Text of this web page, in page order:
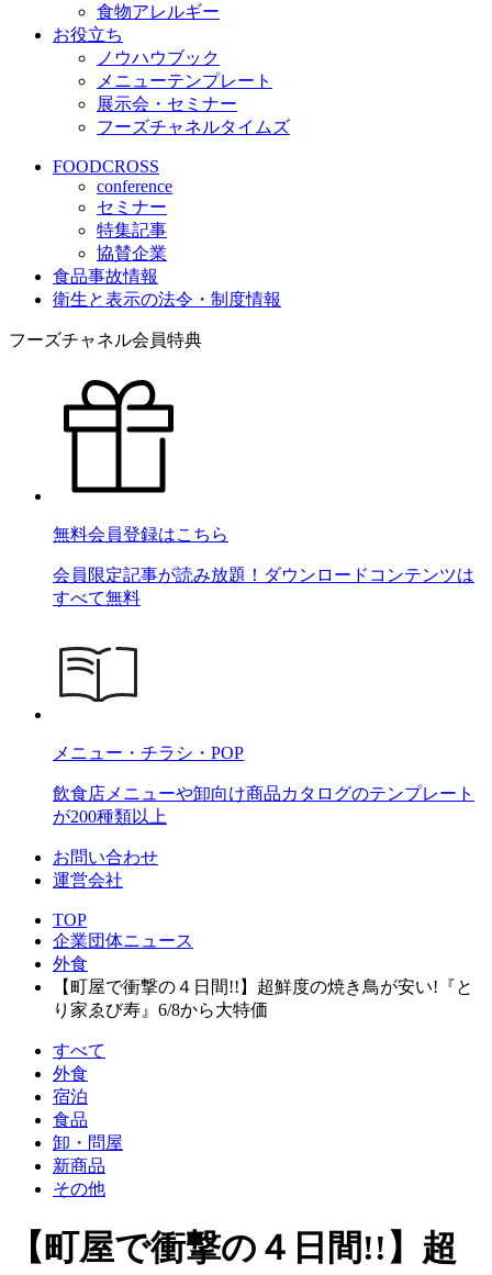
食物アレルギー
お役立ち
ノウハウブック
メニューテンプレート
展示会・セミナー
フーズチャネルタイムズ
FOODCROSS
conference
セミナー
特集記事
協賛企業
食品事故情報
衛生と表示の法令・制度情報
フーズチャネル会員特典
無料会員登録はこちら
会員限定記事が読み放題！ダウンロードコンテンツは
すべて無料
メニュー・チラシ・POP
飲食店メニューや卸向け商品カタログのテンプレート
が200種類以上
お問い合わせ
運営会社
TOP
企業団体ニュース
外食
【町屋で衝撃の４日間!!】超鮮度の焼き鳥が安い!『と
り家ゑび寿』6/8から大特価
すべて
外食
宿泊
食品
卸・問屋
新商品
その他
【町屋で衝撃の４日間!!】超